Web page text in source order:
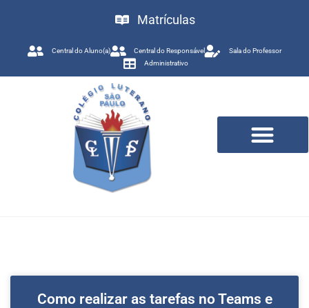
Matrículas
Central do Aluno(a) Central do Responsável
Sala do Professor
Administrativo
Como realizar as tarefas no Teams e